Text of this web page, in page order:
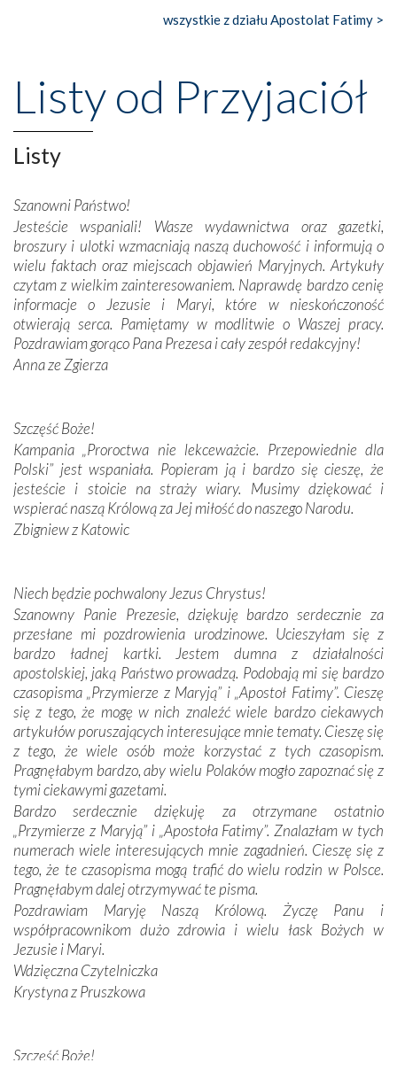
Nasze pielgrzymkowe wyprawy, których celem były
wznoszono na chwałę Bożą, na przykład – w podzięce za
Opatrznościową pomoc w wygranej bitwie o
niepodległość kraju. Zachwyt budziła potężna, a zarazem
misterna architektura tych monumentalnych dzieł,
wspaniałe zdobienia, dbałość ich twórców o detale,
budowniczych.
Podążyliśmy też śladami fatimskich wizjonerów – Łucji
dos Santos oraz świętych Hiacynty i Franciszka Marto.
Modliliśmy się przy ich grobach. Odprawiliśmy Drogę
Krzyżową w ich rodzinnych stronach, odwiedziliśmy
domy, w których żyli.
W miejscu objawień Matki Bożej zapaliliśmy świece
Podczas tej kilkudniowej wyprawy na każdym kroku
spotykaliśmy się z serdeczną otwartością
Portugalczyków. Podziwialiśmy ich ludową sztukę i
zwyczaje. Mimo że nasze kraje są od siebie bardzo
oddalone, w żaden sposób nie czuliśmy się obco.
Sprawiła to oczywiście sama Matka Boża, ale też
kulturowa bliskość biorąca swój początek w naszej
mieliśmy okazję przekonać się, że Maryja swoją opieką
otacza nie tylko nasz naród, lecz wszystkie nacje, które
się Jej ufnie oddają, a także każdą osobę, która zawierza
Jej siebie oraz swych bliskich.
Dzieje Portugalii to również historia wierności Bogu i
odstępstw, także w życiu władców. Trudne momenty w
wymiarze tak osobistym, jak i zbiorowym, przypominają o
konieczności ciągłego zabiegania o własną duszę i o łaskę
Opatrzności. Wierność przynosi pomyślność –
przynajmniej w życiu duchowym. Odstępstwo owocuje
nieszczęściem i śmiercią. Te uniwersalne prawdy
przychodziły na myśl, gdy słuchaliśmy opowieści
przewodników o portugalskich monarchach i wodzach,
zwycięskich bitwach i nieszczęśliwych losach grzesznych
kochanków.
Byli tym razem pośród Apostołów Fatimy reprezentanci
każdego spośród żyjących pokoleń. Najmłodszy uczestnik
liczył sobie 13 lat, zaś senior, pan Zdzisław – już 94.
Całe życie marzyłem, by tu przyjechać
Nasza pielgrzymka nie byłaby tak bogata w duchową treść
wszystkie z działu Apostolat Fatimy >
Listy od Przyjaciół
Listy
Szanowni Państwo!
Jesteście wspaniali! Wasze wydawnictwa oraz gazetki,
broszury i ulotki wzmacniają naszą duchowość i informują o
wielu faktach oraz miejscach objawień Maryjnych. Artykuły
czytam z wielkim zainteresowaniem. Naprawdę bardzo cenię
informacje o Jezusie i Maryi, które w nieskończoność
otwierają serca. Pamiętamy w modlitwie o Waszej pracy.
Pozdrawiam gorąco Pana Prezesa i cały zespół redakcyjny!
Anna ze Zgierza
Szczęść Boże!
Kampania „Proroctwa nie lekceważcie. Przepowiednie dla
Polski” jest wspaniała. Popieram ją i bardzo się cieszę, że
jesteście i stoicie na straży wiary. Musimy dziękować i
wspierać naszą Królową za Jej miłość do naszego Narodu.
Zbigniew z Katowic
Niech będzie pochwalony Jezus Chrystus!
Szanowny Panie Prezesie, dziękuję bardzo serdecznie za
przesłane mi pozdrowienia urodzinowe. Ucieszyłam się z
bardzo ładnej kartki. Jestem dumna z działalności
apostolskiej, jaką Państwo prowadzą. Podobają mi się bardzo
czasopisma „Przymierze z Maryją” i „Apostoł Fatimy”. Cieszę
się z tego, że mogę w nich znaleźć wiele bardzo ciekawych
artykułów poruszających interesujące mnie tematy. Cieszę się
z tego, że wiele osób może korzystać z tych czasopism.
Pragnęłabym bardzo, aby wielu Polaków mogło zapoznać się z
tymi ciekawymi gazetami.
Bardzo serdecznie dziękuję za otrzymane ostatnio
„Przymierze z Maryją” i „Apostoła Fatimy”. Znalazłam w tych
numerach wiele interesujących mnie zagadnień. Cieszę się z
tego, że te czasopisma mogą trafić do wielu rodzin w Polsce.
Pragnęłabym dalej otrzymywać te pisma.
Pozdrawiam Maryję Naszą Królową. Życzę Panu i
współpracownikom dużo zdrowia i wielu łask Bożych w
Jezusie i Maryi.
Wdzięczna Czytelniczka
Krystyna z Pruszkowa
Szczęść Boże!